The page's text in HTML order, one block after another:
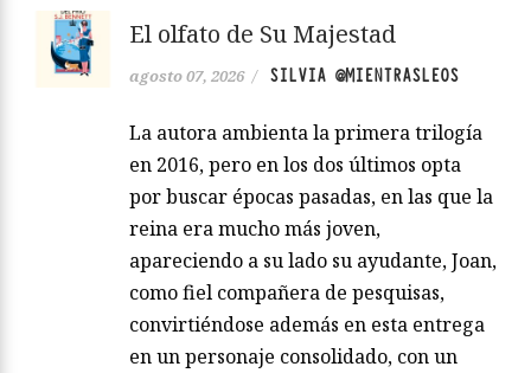
El olfato de Su Majestad
agosto 07, 2026 / SILVIA @MIENTRASLEOS
La autora ambienta la primera trilogía
en 2016, pero en los dos últimos opta
por buscar épocas pasadas, en las que la
reina era mucho más joven,
apareciendo a su lado su ayudante, Joan,
como fiel compañera de pesquisas,
convirtiéndose además en esta entrega
en un personaje consolidado, con un